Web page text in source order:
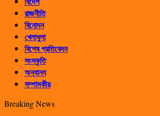
রাজনীতি
বিনোদন
খেলাধুলা
বিশেষ প্রতিবেদন
সংস্কৃতি
অন্যান্য
সম্পাদকীয়
Breaking News